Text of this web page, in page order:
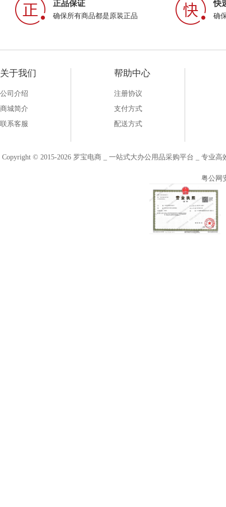
正品保证
确保所有商品都是原装正品
快
确
关于我们
公司介绍
商城简介
联系客服
帮助中心
注册协议
支付方式
配送方式
Copyright © 2015-2026 罗宝电商 _ 一站式大办公用品采购平台 _ 专业
粤公网